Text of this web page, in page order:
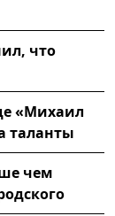
что
«Михаил
таланты
чем